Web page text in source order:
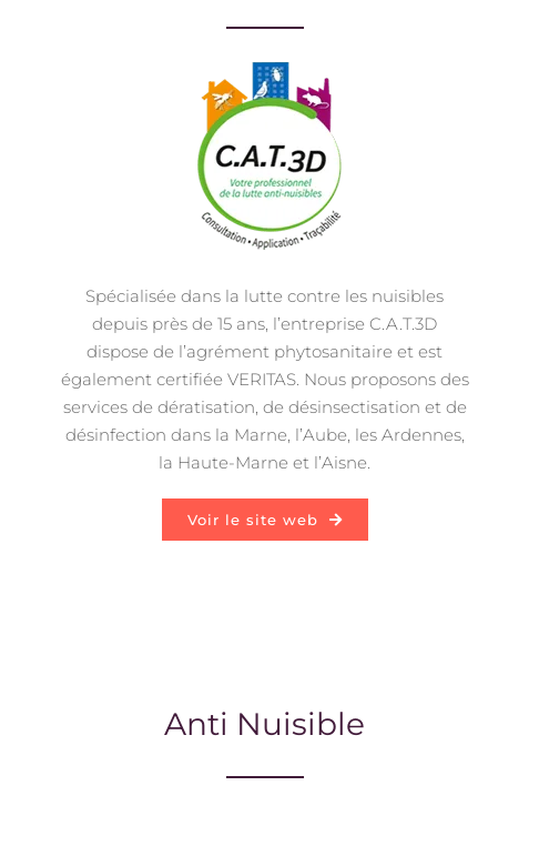
Spécialisée dans la lutte contre les nuisibles
depuis près de 15 ans, l’entreprise C.A.T.3D
dispose de l’agrément phytosanitaire et est
également certifiée VERITAS. Nous proposons des
services de dératisation, de désinsectisation et de
désinfection dans la Marne, l’Aube, les Ardennes,
la Haute-Marne et l’Aisne.
Voir le site web
Anti Nuisible